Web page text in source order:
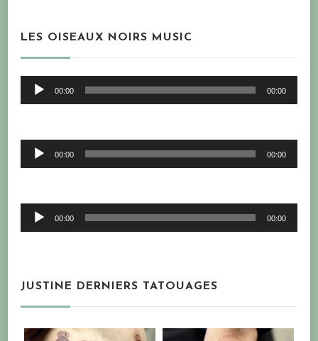
LES OISEAUX NOIRS MUSIC
Lecteur00:00 00:00
Lecteur00:00 00:00
Lecteur00:00 00:00
JUSTINE DERNIERS TATOUAGES